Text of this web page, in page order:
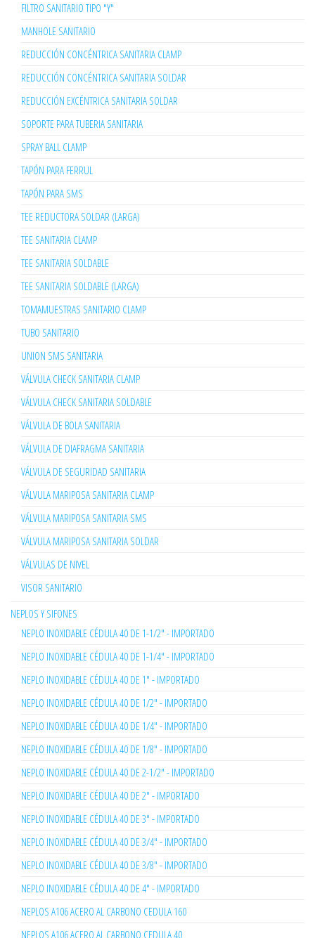
FILTRO SANITARIO TIPO "Y"
MANHOLE SANITARIO
REDUCCIÓN CONCÉNTRICA SANITARIA CLAMP
REDUCCIÓN CONCÉNTRICA SANITARIA SOLDAR
REDUCCIÓN EXCÉNTRICA SANITARIA SOLDAR
SOPORTE PARA TUBERIA SANITARIA
SPRAY BALL CLAMP
TAPÓN PARA FERRUL
TAPÓN PARA SMS
TEE REDUCTORA SOLDAR (LARGA)
TEE SANITARIA CLAMP
TEE SANITARIA SOLDABLE
TEE SANITARIA SOLDABLE (LARGA)
TOMAMUESTRAS SANITARIO CLAMP
TUBO SANITARIO
UNION SMS SANITARIA
VÁLVULA CHECK SANITARIA CLAMP
VÁLVULA CHECK SANITARIA SOLDABLE
VÁLVULA DE BOLA SANITARIA
VÁLVULA DE DIAFRAGMA SANITARIA
VÁLVULA DE SEGURIDAD SANITARIA
VÁLVULA MARIPOSA SANITARIA CLAMP
VÁLVULA MARIPOSA SANITARIA SMS
VÁLVULA MARIPOSA SANITARIA SOLDAR
VÁLVULAS DE NIVEL
VISOR SANITARIO
NEPLOS Y SIFONES
NEPLO INOXIDABLE CÉDULA 40 DE 1-1/2" - IMPORTADO
NEPLO INOXIDABLE CÉDULA 40 DE 1-1/4" - IMPORTADO
NEPLO INOXIDABLE CÉDULA 40 DE 1" - IMPORTADO
NEPLO INOXIDABLE CÉDULA 40 DE 1/2" - IMPORTADO
NEPLO INOXIDABLE CÉDULA 40 DE 1/4" - IMPORTADO
NEPLO INOXIDABLE CÉDULA 40 DE 1/8" - IMPORTADO
NEPLO INOXIDABLE CÉDULA 40 DE 2-1/2" - IMPORTADO
NEPLO INOXIDABLE CÉDULA 40 DE 2" - IMPORTADO
NEPLO INOXIDABLE CÉDULA 40 DE 3" - IMPORTADO
NEPLO INOXIDABLE CÉDULA 40 DE 3/4" - IMPORTADO
NEPLO INOXIDABLE CÉDULA 40 DE 3/8" - IMPORTADO
NEPLO INOXIDABLE CÉDULA 40 DE 4" - IMPORTADO
NEPLOS A106 ACERO AL CARBONO CEDULA 160
NEPLOS A106 ACERO AL CARBONO CEDULA 40